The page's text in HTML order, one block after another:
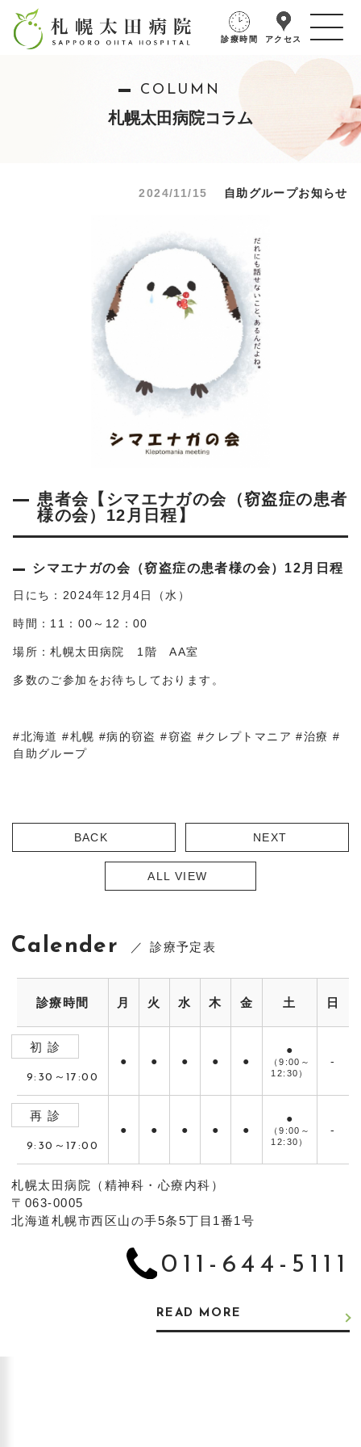
診療時間 アクセス
COLUMN
札幌太田病院コラム
2024/11/15 自助グループお知らせ
患者会【シマエナガの会（窃盗症の患者
様の会）12月日程】
シマエナガの会（窃盗症の患者様の会）12月日程
日にち：2024年12月4日（水）
時間：11：00～12：00
場所：札幌太田病院 1階 AA室
多数のご参加をお待ちしております。
#北海道 #札幌 #病的窃盗 #窃盗 #クレプトマニア #治療 #
自助グループ
BACK
ALL VIEW
NEXT
Calender 診療予定表
診療時間 月 火 水 木 金 土 日
初 診
9:30～17:00
● ● ● ● ●
●
（9:00～
12:30）
-
再 診
9:30～17:00
● ● ● ● ●
●
（9:00～
12:30）
-
札幌太田病院（精神科・心療内科）
〒063-0005
北海道札幌市西区山の手5条5丁目1番1号
011-644-5111
READ MORE